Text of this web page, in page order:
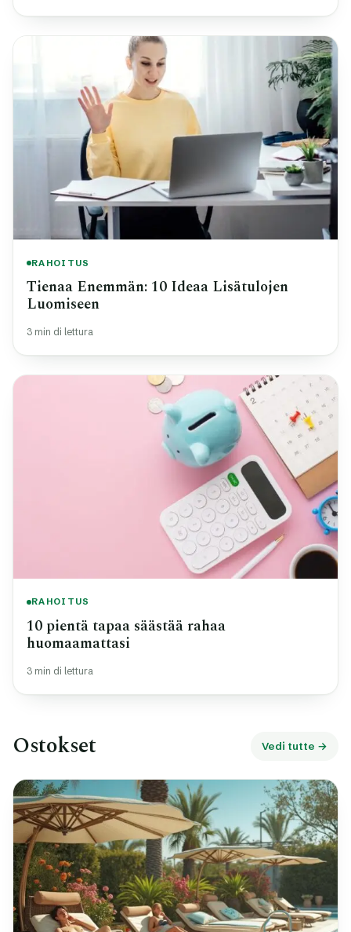
RAHOITUS
Tienaa Enemmän: 10 Ideaa Lisätulojen
Luomiseen
3 min di lettura
RAHOITUS
10 pientä tapaa säästää rahaa
huomaamattasi
3 min di lettura
Ostokset Vedi tutte →